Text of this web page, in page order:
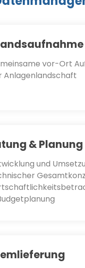
vor-Ort
Anlagenlandschaft
& Planung
und